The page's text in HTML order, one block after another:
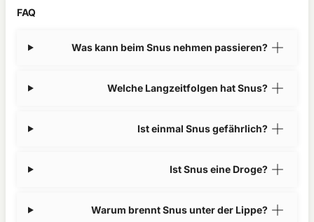
FAQ
Was kann beim Snus nehmen passieren?
Welche Langzeitfolgen hat Snus?
Ist einmal Snus gefährlich?
Ist Snus eine Droge?
Warum brennt Snus unter der Lippe?